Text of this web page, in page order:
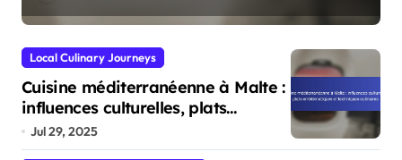
Local Culinary Journeys
Cuisine méditerranéenne à Malte :
influences culturelles, plats
emblématiques et techniques
culinaires
Jul 29, 2025